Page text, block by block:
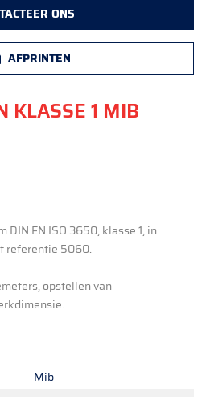
ONS
AFPRINTEN
KLASSE 1 MIB
DIN EN ISO 3650, klasse 1, in
referentie 5060.
opstellen van
Mib